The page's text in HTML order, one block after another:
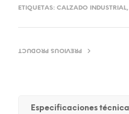
ETIQUETAS: CALZADO INDUSTRIAL,
PREVIOUS PRODUCT
Especificaciones